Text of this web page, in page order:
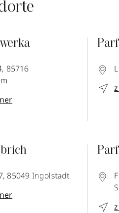
85716
85049 Ingolstadt